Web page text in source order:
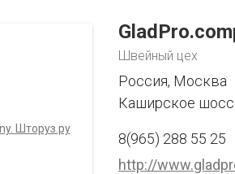
Швейный цех
Россия, Москва
Каширское
8(965) 288 55 25
http://